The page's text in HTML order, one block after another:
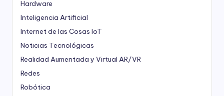
Hardware
Inteligencia Artificial
Internet de las Cosas IoT
Noticias Tecnológicas
Realidad Aumentada y Virtual AR/VR
Redes
Robótica